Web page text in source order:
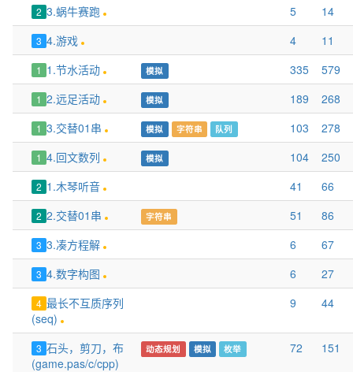
2 3.蜗牛赛跑 5 14
3 4.游戏 4 11
1 1.节水活动 模拟 335 579
1 2.远足活动 模拟 189 268
1 3.交替01串 模拟 字符串 队列 103 278
1 4.回文数列 模拟 104 250
2 1.木琴听音 41 66
2 2.交替01串 字符串 51 86
3 3.凑方程解 6 67
3 4.数字构图 6 27
4 最长不互质序列
(seq)
9 44
3 石头，剪刀，布
(game.pas/c/cpp)
动态规划 模拟 枚举 72 151